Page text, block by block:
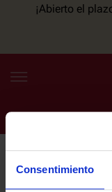
Consentimiento
¡Abierto el
ES EU